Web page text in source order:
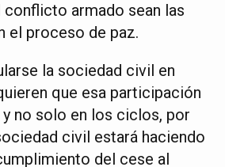
armado sean las
el proceso de paz.
la sociedad civil en
que esa participación
no solo en los ciclos, por
civil estará haciendo
del cese al